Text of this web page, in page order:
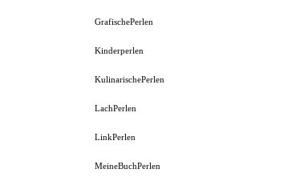
GrafischePerlen
Kinderperlen
KulinarischePerlen
LachPerlen
LinkPerlen
MeineBuchPerlen